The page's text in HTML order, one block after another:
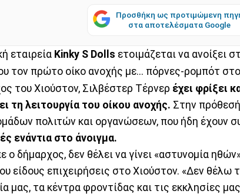
Προσθήκη ως προτιμώμενη
στα αποτελέσματα Google
εταιρεία Kinky S Dolls ετοιμάζεται να ανοίξει
τον πρώτο οίκο ανοχής με... πόρνες-ρομπότ
του Χιούστον, Σιλβέστερ Τέρνερ έχει φρίξει
τη λειτουργία του οίκου ανοχής. Στην
πολιτών και οργανώσεων, που ήδη έχουν
ενάντια στο άνοιγμα.
ο δήμαρχος, δεν θέλει να γίνει «αστυνομία
είδους επιχειρήσεις στο Χιούστον. «Δεν θέλω
μας, τα κέντρα φροντίδας και τις εκκλησίες